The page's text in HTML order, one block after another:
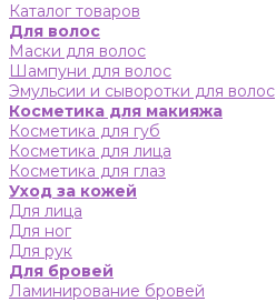
Каталог товаров
Для волос
Маски для волос
Шампуни для волос
Эмульсии и сыворотки для волос
Косметика для макияжа
Косметика для губ
Косметика для лица
Косметика для глаз
Уход за кожей
Для лица
Для ног
Для рук
Для бровей
Ламинирование бровей